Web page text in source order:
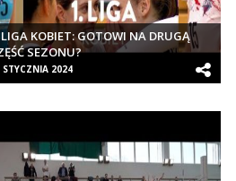
KOBIET: GOTOWI NA DRUGĄ
SEZONU?
STYCZNIA 2024